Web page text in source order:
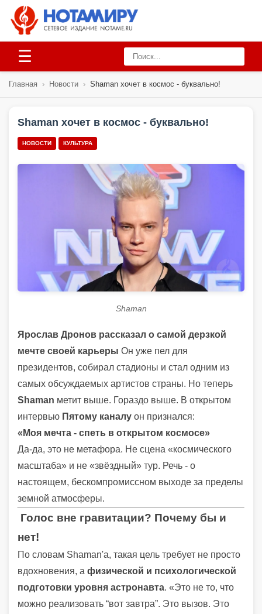
☰
Главная › Новости › Shaman хочет в космос - буквально!
Shaman хочет в космос - буквально!
НОВОСТИ КУЛЬТУРА
Shaman
Ярослав Дронов рассказал о самой дерзкой
мечте своей карьеры Он уже пел для
президентов, собирал стадионы и стал одним из
самых обсуждаемых артистов страны. Но теперь
Shaman метит выше. Гораздо выше. В открытом
интервью Пятому каналу он признался:
«Моя мечта - спеть в открытом космосе»
Да-да, это не метафора. Не сцена «космического
масштаба» и не «звёздный» тур. Речь - о
настоящем, бескомпромиссном выходе за пределы
земной атмосферы.
Голос вне гравитации? Почему бы и
нет!
По словам Shaman'а, такая цель требует не просто
вдохновения, а физической и психологической
подготовки уровня астронавта. «Это не то, что
можно реализовать “вот завтра”. Это вызов. Это